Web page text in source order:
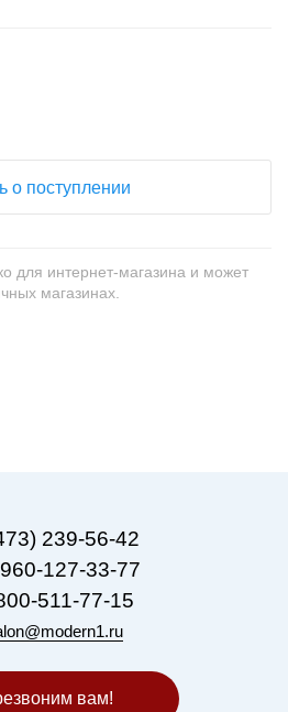
о поступлении
для интернет-магазина и может
магазинах.
239-56-42
127-33-77
511-77-15
вам!